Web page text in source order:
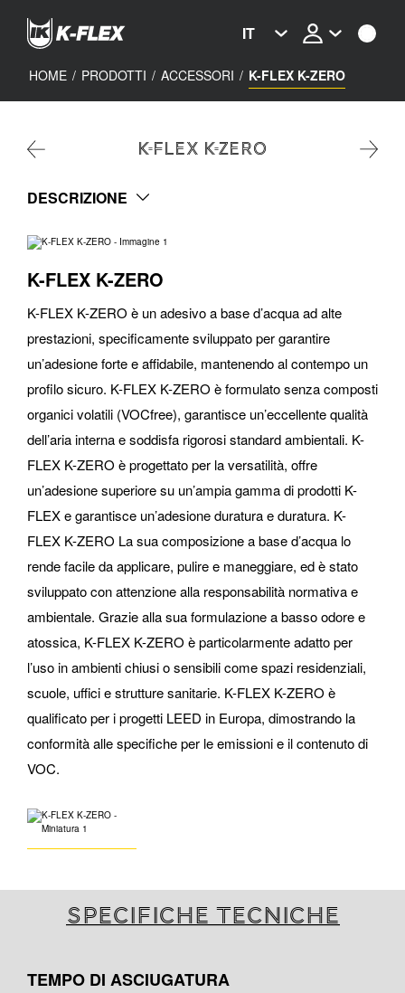
content
IT
HOME / PRODOTTI / ACCESSORI / K-FLEX K-ZERO
K-FLEX K-ZERO
DESCRIZIONE
K-FLEX K-ZERO
K-FLEX K-ZERO è un adesivo a base d’acqua ad alte
prestazioni, specificamente sviluppato per garantire
un’adesione forte e affidabile, mantenendo al contempo un
profilo sicuro. K-FLEX K-ZERO è formulato senza composti
organici volatili (VOCfree), garantisce un’eccellente qualità
dell’aria interna e soddisfa rigorosi standard ambientali. K-
FLEX K-ZERO è progettato per la versatilità, offre
un’adesione superiore su un’ampia gamma di prodotti K-
FLEX e garantisce un’adesione duratura e duratura. K-
FLEX K-ZERO La sua composizione a base d’acqua lo
rende facile da applicare, pulire e maneggiare, ed è stato
sviluppato con attenzione alla responsabilità normativa e
ambientale. Grazie alla sua formulazione a basso odore e
atossica, K-FLEX K-ZERO è particolarmente adatto per
l’uso in ambienti chiusi o sensibili come spazi residenziali,
scuole, uffici e strutture sanitarie. K-FLEX K-ZERO è
qualificato per i progetti LEED in Europa, dimostrando la
conformità alle specifiche per le emissioni e il contenuto di
VOC.
Specifiche tecniche
TEMPO DI ASCIUGATURA